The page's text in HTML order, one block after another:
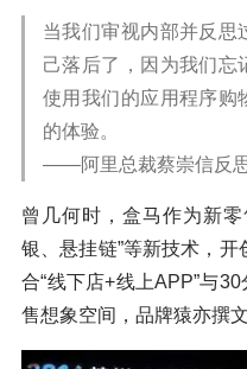
当我们审视内部并反思
己落后了，因为我们忘
使用我们的应用程序购
的体验。
——阿里总裁蔡崇信反
曾几何时，盒马作为新
银、悬挂链”等新技术，开
合“线下店+线上APP”与
售想象空间，品牌猿亦撰文